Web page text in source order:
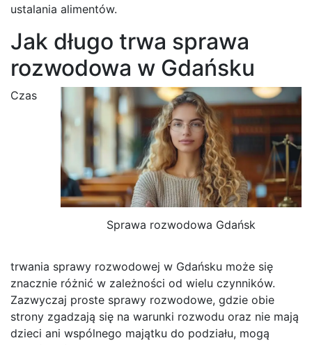
ustalania alimentów.
Jak długo trwa sprawa
rozwodowa w Gdańsku
Sprawa rozwodowa Gdańsk
Czas
trwania sprawy rozwodowej w Gdańsku może się
znacznie różnić w zależności od wielu czynników.
Zazwyczaj proste sprawy rozwodowe, gdzie obie
strony zgadzają się na warunki rozwodu oraz nie mają
dzieci ani wspólnego majątku do podziału, mogą